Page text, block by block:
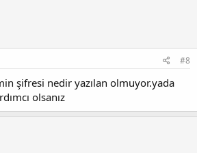
#8
şifresi nedir yazılan olmuyor.yada
olsanız